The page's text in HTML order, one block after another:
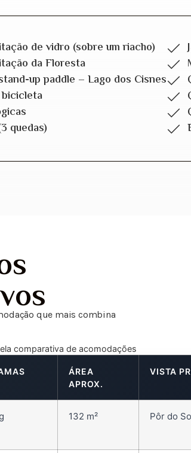
de vidro (sobre um riacho)
da Floresta
up paddle – Lago dos Cisnes
quedas)
que mais combina
comparativa de acomodações
ÁREA
APROX.
VISTA
132 m² Pôr do